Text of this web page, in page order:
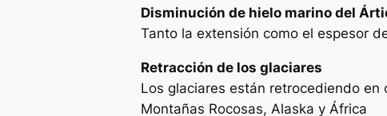
Disminución de hielo marino del
Tanto la extensión como el espesor
Retracción de los glaciares
Los glaciares están retrocediendo
Montañas Rocosas, Alaska y África